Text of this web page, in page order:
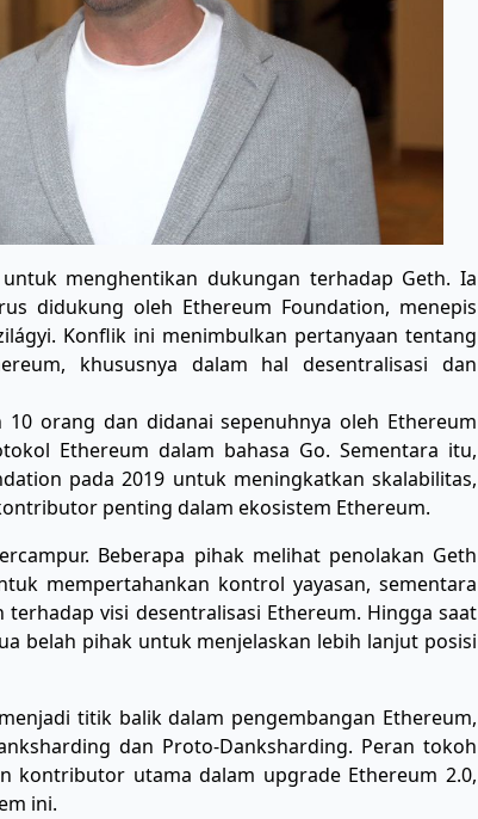
menghentikan dukungan terhadap Geth. Ia
didukung oleh Ethereum Foundation, menepis
Konflik ini menimbulkan pertanyaan tentang
khususnya dalam hal desentralisasi dan
orang dan didanai sepenuhnya oleh Ethereum
Ethereum dalam bahasa Go. Sementara itu,
pada 2019 untuk meningkatkan skalabilitas,
penting dalam ekosistem Ethereum.
Beberapa pihak melihat penolakan Geth
mempertahankan kontrol yayasan, sementara
visi desentralisasi Ethereum. Hingga saat
belah pihak untuk menjelaskan lebih lanjut posisi
titik balik dalam pengembangan Ethereum,
dan Proto-Danksharding. Peran tokoh
kontributor utama dalam upgrade Ethereum 2.0,
ini.